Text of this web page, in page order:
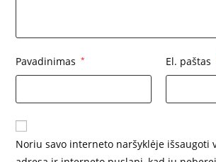
Pavadinimas * El. paštas
Noriu savo interneto naršyklėje išsaugoti